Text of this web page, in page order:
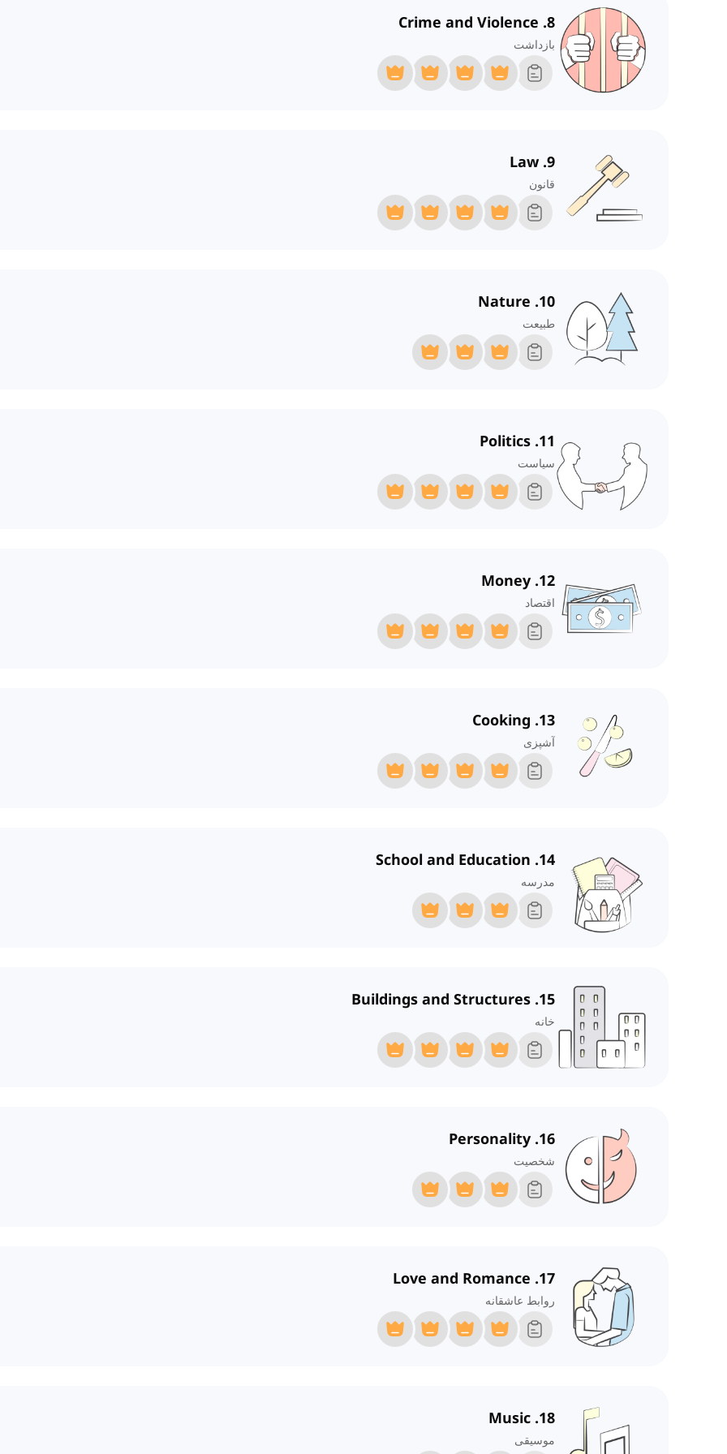
8. Crime and Violence
بازداشت
9. Law
قانون
10. Nature
طبیعت
11. Politics
سیاست
12. Money
اقتصاد
13. Cooking
آشپزی
14. School and Education
مدرسه
15. Buildings and Structures
خانه
16. Personality
شخصیت
17. Love and Romance
روابط عاشقانه
18. Music
موسیقی